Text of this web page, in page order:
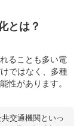
とは？
ることも多い電
ではなく、多種
性があります。
交通機関といっ